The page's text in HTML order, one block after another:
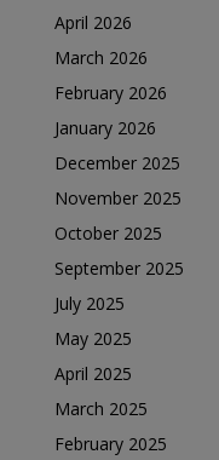
April 2026
March 2026
February 2026
January 2026
December 2025
November 2025
October 2025
September 2025
July 2025
May 2025
April 2025
March 2025
February 2025